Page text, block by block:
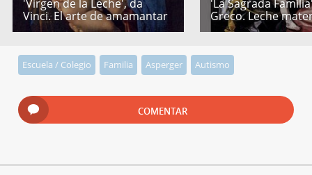
'Virgen de la Leche', da
Vinci. El arte de amamantar
'La Sagrada
Greco. Leche
Escuela / Colegio Familia Asperger Autismo
COMENTAR